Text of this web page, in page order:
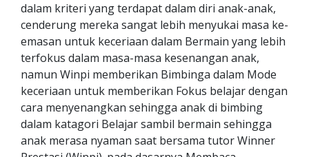
dalam kriteri yang terdapat dalam diri anak-anak,
cenderung mereka sangat lebih menyukai masa ke-
emasan untuk keceriaan dalam Bermain yang lebih
terfokus dalam masa-masa kesenangan anak,
namun Winpi memberikan Bimbinga dalam Mode
keceriaan untuk memberikan Fokus belajar dengan
cara menyenangkan sehingga anak di bimbing
dalam katagori Belajar sambil bermain sehingga
anak merasa nyaman saat bersama tutor Winner